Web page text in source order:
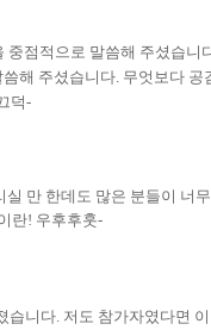
중점적으로 말씀해 주셨습니
해 주셨습니다. 무엇보다 공
덕-
만 한데도 많은 분들이 너
란! 우후후훗-
습니다. 저도 참가자였다면